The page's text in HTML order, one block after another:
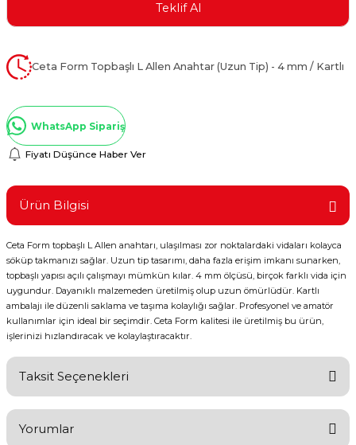
Kaplamalar
Teklif Al
Ceta Form Topbaşlı L Allen Anahtar (Uzun Tip) - 4 mm / Kartlı
WhatsApp Sipariş
Fiyatı Düşünce Haber Ver
Ürün Bilgisi
Ceta Form topbaşlı L Allen anahtarı, ulaşılması zor noktalardaki vidaları kolayca
söküp takmanızı sağlar. Uzun tip tasarımı, daha fazla erişim imkanı sunarken,
topbaşlı yapısı açılı çalışmayı mümkün kılar. 4 mm ölçüsü, birçok farklı vida için
uygundur. Dayanıklı malzemeden üretilmiş olup uzun ömürlüdür. Kartlı
ambalajı ile düzenli saklama ve taşıma kolaylığı sağlar. Profesyonel ve amatör
kullanımlar için ideal bir seçimdir. Ceta Form kalitesi ile üretilmiş bu ürün,
işlerinizi hızlandıracak ve kolaylaştıracaktır.
Taksit Seçenekleri
Yorumlar